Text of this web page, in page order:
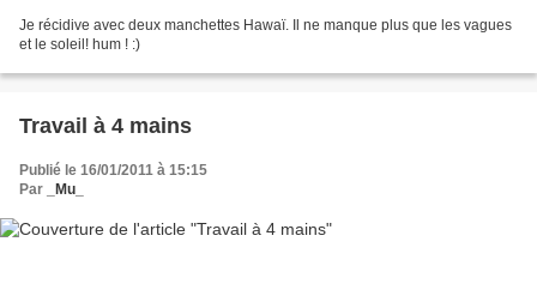
Je récidive avec deux manchettes Hawaï. Il ne manque plus que les vagues
et le soleil! hum ! :)
Travail à 4 mains
Publié le 16/01/2011 à 15:15
Par
_Mu_